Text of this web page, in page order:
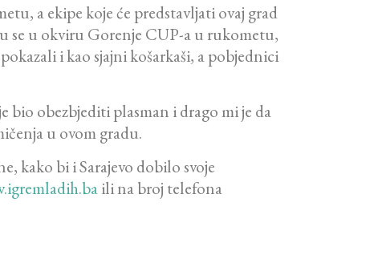
a ekipe koje će predstavljati ovaj grad
se u okviru Gorenje CUP-a u rukometu,
i kao sjajni košarkaši, a pobjednici
bio obezbjediti plasman i drago mi je da
u ovom gradu.
kako bi i Sarajevo dobilo svoje
ili na broj telefona